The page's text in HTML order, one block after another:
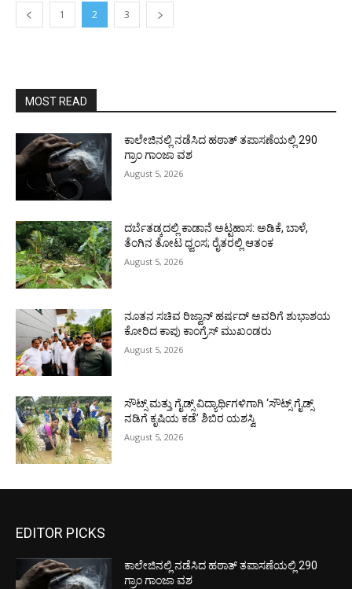
1 2 3
MOST READ
ಕಾಲೇಜಿನಲ್ಲಿ ನಡೆಸಿದ ಹಠಾತ್ ತಪಾಸಣೆಯಲ್ಲಿ 290
ಗ್ರಾಂ ಗಾಂಜಾ ವಶ
August 5, 2026
ದರ್ಬೆತಡ್ಕದಲ್ಲಿ ಕಾಡಾನೆ ಅಟ್ಟಹಾಸ: ಅಡಿಕೆ, ಬಾಳೆ,
ತೆಂಗಿನ ತೋಟ ಧ್ವಂಸ; ರೈತರಲ್ಲಿ ಆತಂಕ
August 5, 2026
ನೂತನ ಸಚಿವ ರಿಜ್ವಾನ್ ಹರ್ಷದ್ ಅವರಿಗೆ ಶುಭಾಶಯ
ಕೋರಿದ ಕಾಪು ಕಾಂಗ್ರೆಸ್ ಮುಖಂಡರು
August 5, 2026
ಸೌಟ್ಸ್ ಮತ್ತು ಗೈಡ್ಸ್ ವಿದ್ಯಾರ್ಥಿಗಳಿಗಾಗಿ ‘ಸೌಟ್ಸ್ ಗೈಡ್ಸ್
ನಡಿಗೆ ಕೃಷಿಯ ಕಡೆ’ ಶಿಬಿರ ಯಶಸ್ವಿ
August 5, 2026
EDITOR PICKS
ಕಾಲೇಜಿನಲ್ಲಿ ನಡೆಸಿದ ಹಠಾತ್ ತಪಾಸಣೆಯಲ್ಲಿ 290
ಗ್ರಾಂ ಗಾಂಜಾ ವಶ